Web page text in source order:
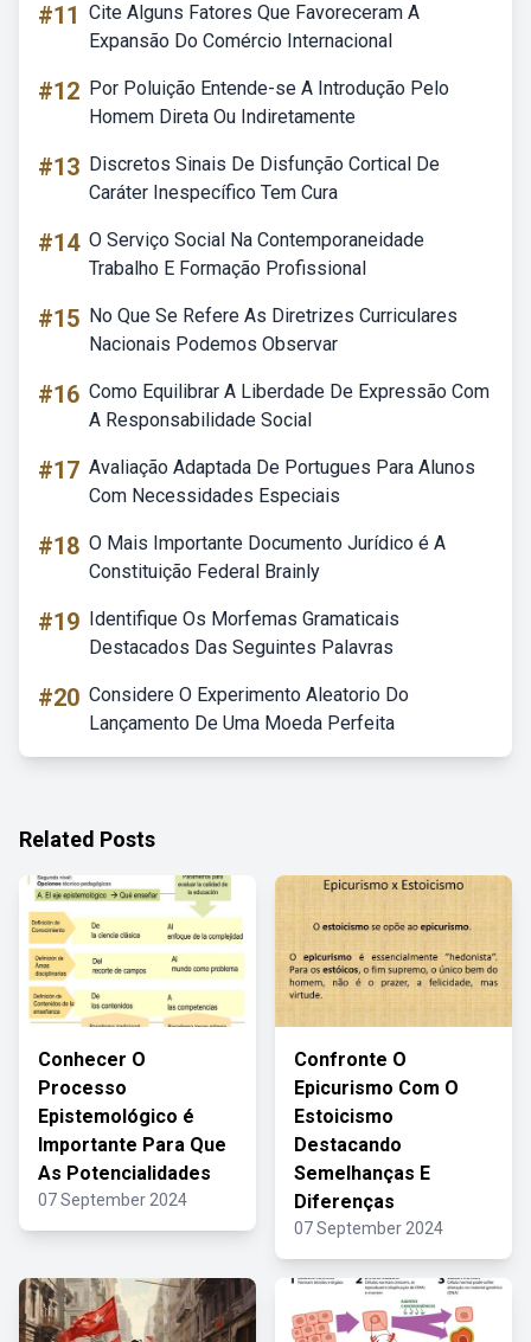
#11 Cite Alguns Fatores Que Favoreceram A
Expansão Do Comércio Internacional
#12 Por Poluição Entende-se A Introdução Pelo
Homem Direta Ou Indiretamente
#13 Discretos Sinais De Disfunção Cortical De
Caráter Inespecífico Tem Cura
#14 O Serviço Social Na Contemporaneidade
Trabalho E Formação Profissional
#15 No Que Se Refere As Diretrizes Curriculares
Nacionais Podemos Observar
#16 Como Equilibrar A Liberdade De Expressão Com
A Responsabilidade Social
#17 Avaliação Adaptada De Portugues Para Alunos
Com Necessidades Especiais
#18 O Mais Importante Documento Jurídico é A
Constituição Federal Brainly
#19 Identifique Os Morfemas Gramaticais
Destacados Das Seguintes Palavras
#20 Considere O Experimento Aleatorio Do
Lançamento De Uma Moeda Perfeita
Related Posts
Conhecer O
Processo
Epistemológico é
Importante Para Que
As Potencialidades
07 September 2024
Confronte O
Epicurismo Com O
Estoicismo
Destacando
Semelhanças E
Diferenças
07 September 2024